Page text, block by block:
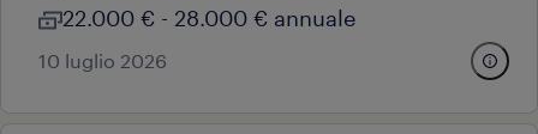
22.000 € - 28.000 € annuale
10 luglio 2026